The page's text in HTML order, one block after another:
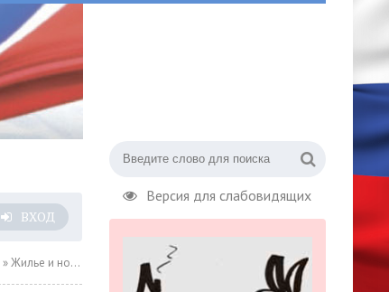
Версия для слабовидящих
ВХОД
» Жилье и новые дороги: как изменятся три участка на западе столицы по программе комплексного развития территорий